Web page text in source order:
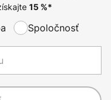
15%*
Spoločnosť